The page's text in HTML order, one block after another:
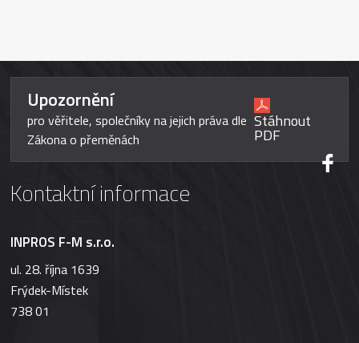
Upozornění
pro věřitele, společníky na jejich práva dle
Zákona o přeměnách
Stáhnout
PDF
Kontaktní informace
INPROS F-M s.r.o.
ul. 28. října 1639
Frýdek-Místek
738 01